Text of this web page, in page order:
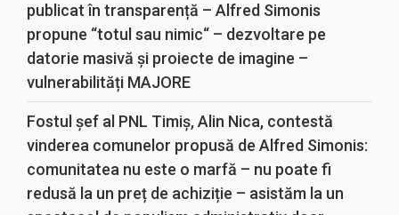
publicat în transparență – Alfred Simonis
propune “totul sau nimic“ – dezvoltare pe
datorie masivă și proiecte de imagine –
vulnerabilități MAJORE
Fostul șef al PNL Timiș, Alin Nica, contestă
vinderea comunelor propusă de Alfred Simonis:
comunitatea nu este o marfă – nu poate fi
redusă la un preț de achiziție – asistăm la un